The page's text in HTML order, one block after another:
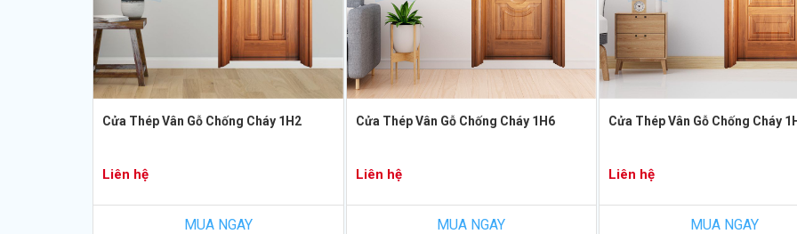
Cửa Thép Vân Gỗ Chống Cháy 1H2
Liên hệ
MUA NGAY
Cửa Thép Vân Gỗ Chống Cháy 1H6
Liên hệ
MUA NGAY
Cửa Thép Vân Gỗ Chống Cháy
Liên hệ
MUA NGAY